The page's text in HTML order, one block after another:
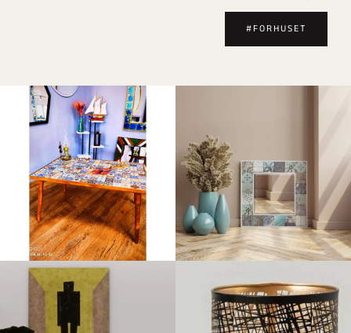
#FORHUSET